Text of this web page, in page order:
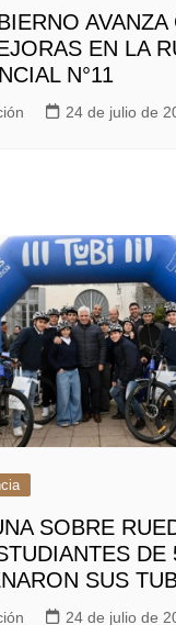
AVANZA
EN LA
N°11
24 de julio de
SOBRE
DE
SUS
24 de julio de